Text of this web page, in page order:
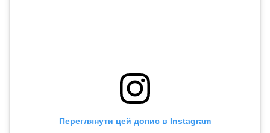
Переглянути цей допис в Instagram